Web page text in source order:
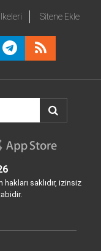
Sitene Ekle
saklıdır, izinsiz